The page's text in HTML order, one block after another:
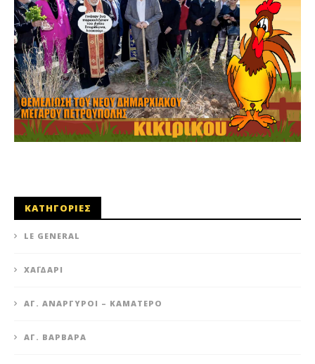
ΚΑΤΗΓΟΡΙΕΣ
LE GENERAL
XΑΪΔΆΡΙ
ΆΓ. ΑΝΆΡΓΥΡΟΙ – KΑΜΑΤΕΡΌ
ΑΓ. ΒΑΡΒΆΡΑ